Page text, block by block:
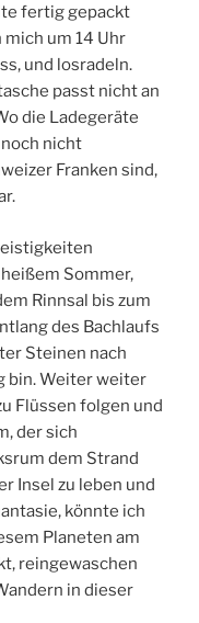
fertig gepackt
um 14 Uhr
und losradeln.
passt nicht an
die Ladegeräte
nicht
Franken sind,
Sommer,
Rinnsal bis zum
des Bachlaufs
Steinen nach
bin. Weiter weiter
Flüssen folgen und
der sich
dem Strand
Insel zu leben und
könnte ich
Planeten am
reingewaschen
in dieser